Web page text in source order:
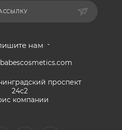
нам
проспект
24с2
компании